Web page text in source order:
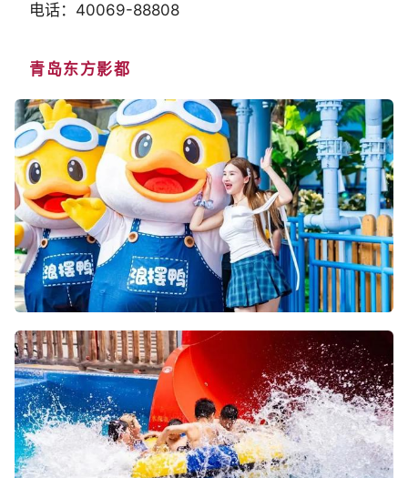
电话：40069-88808
青岛东方影都